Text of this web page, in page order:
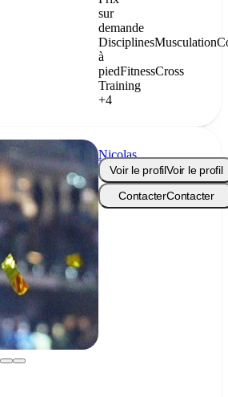
sur
demande
DisciplinesMusculation
à
piedFitnessCross
Training
+4
Nicolas
Martins
Voir le profilVoir le profil
ContacterContacter